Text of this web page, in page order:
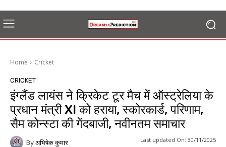
Home Cricket
CRICKET
इंग्लैंड लायंस ने क्रिकेट टूर मैच में ऑस्ट्रेलिया के
प्रधान मंत्री XI को हराया, स्कोरकार्ड, परिणाम,
सैम कोन्स्टा की गेंदबाजी, नवीनतम समाचार
By अभिषेक कुमार Last updated On: 30/11/2025